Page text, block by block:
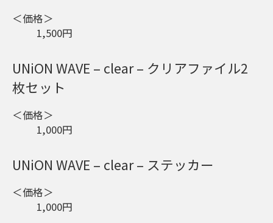
＜価格＞
1,500円
UNiON WAVE – clear – クリアファイル2
枚セット
＜価格＞
1,000円
UNiON WAVE – clear – ステッカー
＜価格＞
1,000円